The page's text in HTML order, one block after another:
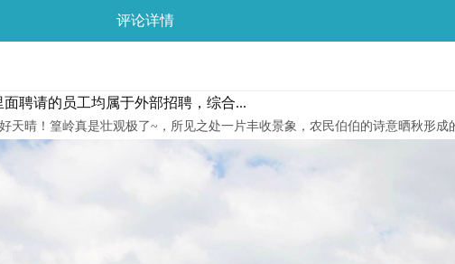
评论详情
聘请的员工均属于外部招聘，综合...
晴！篁岭真是壮观极了~，所见之处一片丰收景象，农民伯伯的诗意晒秋形成